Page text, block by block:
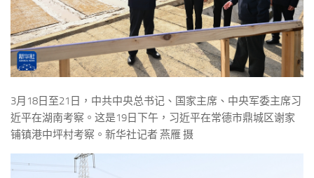
3月18日至21日，中共中央总书记、国家主席、中央军委主席习
近平在湖南考察。这是19日下午，习近平在常德市鼎城区谢家
铺镇港中坪村考察。新华社记者 燕雁 摄